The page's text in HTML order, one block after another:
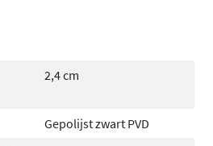
van de handdouche altijd
zorgt voor een strak en trendy
de afbeelding voor een
2,4 cm
Gepolijst zwart PVD